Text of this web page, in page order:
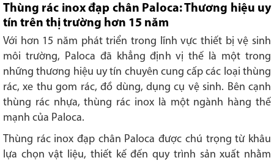
Thùng rác inox đạp chân Paloca: Thương hiệu uy
tín trên thị trường hơn 15 năm
Với hơn 15 năm phát triển trong lĩnh vực thiết bị vệ sinh
môi trường, Paloca đã khẳng định vị thế là một trong
những thương hiệu uy tín chuyên cung cấp các loại thùng
rác, xe thu gom rác, đồ dùng, dụng cụ vệ sinh. Bên cạnh
thùng rác nhựa, thùng rác inox là một ngành hàng thế
mạnh của Paloca.
Thùng rác inox đạp chân Paloca được chú trọng từ khâu
lựa chọn vật liệu, thiết kế đến quy trình sản xuất nhằm